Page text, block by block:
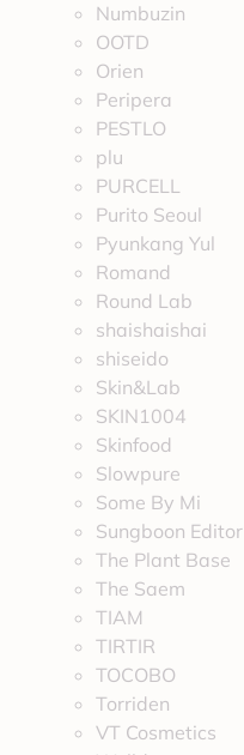
Numbuzin
OOTD
Orien
Peripera
PESTLO
plu
PURCELL
Purito Seoul
Pyunkang Yul
Romand
Round Lab
shaishaishai
shiseido
Skin&Lab
SKIN1004
Skinfood
Slowpure
Some By Mi
Sungboon Editor
The Plant Base
The Saem
TIAM
TIRTIR
TOCOBO
Torriden
VT Cosmetics